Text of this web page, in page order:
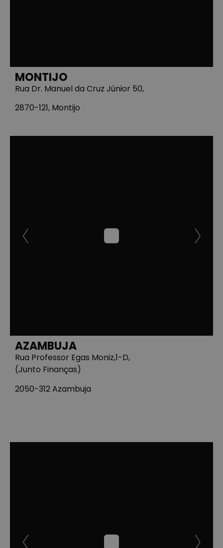
MONTIJO
Rua Dr. Manuel da Cruz Júnior 50,
2870-121, Montijo
AZAMBUJA
Rua Professor Egas Moniz,1-D,
(Junto Finanças)
2050-312 Azambuja